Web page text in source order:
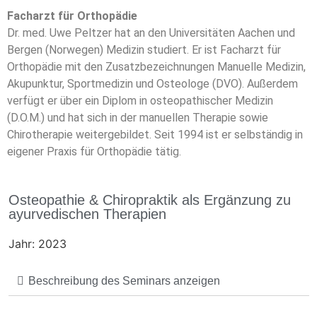
Facharzt für Orthopädie
Dr. med. Uwe Peltzer hat an den Universitäten Aachen und
Bergen (Norwegen) Medizin studiert. Er ist Facharzt für
Orthopädie mit den Zusatzbezeichnungen Manuelle Medizin,
Akupunktur, Sportmedizin und Osteologe (DVO). Außerdem
verfügt er über ein Diplom in osteopathischer Medizin
(D.O.M.) und hat sich in der manuellen Therapie sowie
Chirotherapie weitergebildet. Seit 1994 ist er selbständig in
eigener Praxis für Orthopädie tätig.
Osteopathie & Chiropraktik als Ergänzung zu
ayurvedischen Therapien
Jahr: 2023
Beschreibung des Seminars anzeigen